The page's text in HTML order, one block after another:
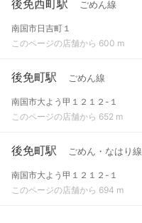
後免西町駅 ごめん線
南国市日吉町１
このページの店舗から 600 m
後免町駅 ごめん線
南国市大よう甲１２１２-１
このページの店舗から 652 m
後免町駅 ごめん・なはり線
南国市大よう甲１２１２-１
このページの店舗から 694 m